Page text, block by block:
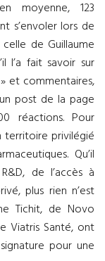
moyenne, 123
s’envoler lors de
celle de Guillaume
l’a fait savoir sur
et commentaires,
post de la page
réactions. Pour
territoire privilégié
Qu’il
de l’accès à
plus rien n’est
Tichit, de Novo
Viatris Santé, ont
pour une